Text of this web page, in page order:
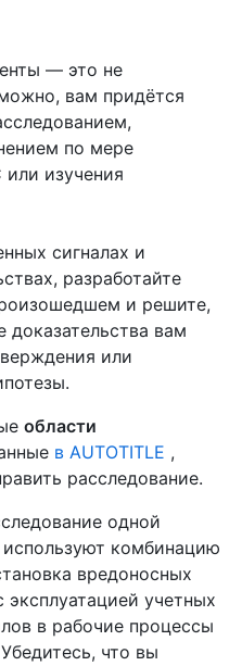
— это не
вам придётся
по мере
изучения
сигналах и
разработайте
и решите,
доказательства вам
или
области
в AUTOTITLE ,
расследование.
одной
комбинацию
вредоносных
эксплуатацией учетных
в рабочие процессы
что вы